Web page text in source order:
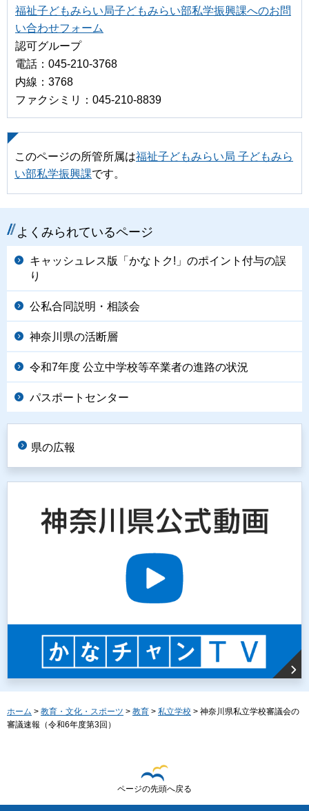
福祉子どもみらい局子どもみらい部私学振興課へのお問
い合わせフォーム
認可グループ
電話：045-210-3768
内線：3768
ファクシミリ：045-210-8839
このページの所管所属は福祉子どもみらい局 子どもみら
い部私学振興課です。
よくみられているページ
キャッシュレス版「かなトク!」のポイント付与の誤
り
公私合同説明・相談会
神奈川県の活断層
令和7年度 公立中学校等卒業者の進路の状況
パスポートセンター
県の広報
ホーム > 教育・文化・スポーツ > 教育 > 私立学校 > 神奈川県私立学校審議会の
審議速報（令和6年度第3回）
ページの先頭へ戻る